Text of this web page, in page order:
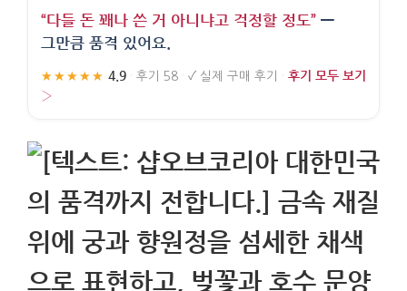
“다들 돈 꽤나 쓴 거 아니냐고 걱정할 정도” —
그만큼 품격 있어요.
★★★★★ 4.9 · 후기 58 · ✓ 실제 구매 후기 · 후기 모두 보기
›